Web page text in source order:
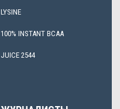
LYSINE
100% INSTANT BCAA
JUICE 2544